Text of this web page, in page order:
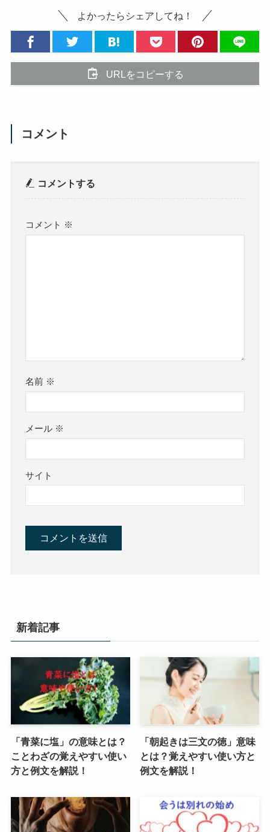
よかったらシェアしてね！
URLをコピーする
コメント
コメントする
コメント ※
名前 ※
メール ※
サイト
新着記事
「青菜に塩」の意味とは？
ことわざの覚えやすい使い
方と例文を解説！
「朝起きは三文の徳」意味
とは？覚えやすい使い方と
例文を解説！